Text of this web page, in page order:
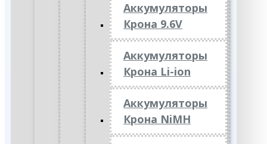
Аккумуляторы
Крона 9.6V
Аккумуляторы
Крона Li-ion
Аккумуляторы
Крона NiMH